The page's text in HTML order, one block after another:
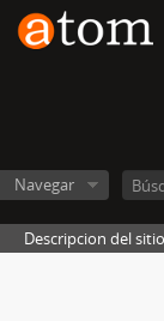
Navegar
Descripcion del sitio